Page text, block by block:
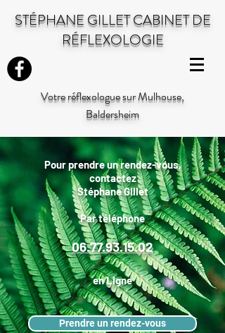
STÉPHANE GILLET CABINET DE
RÉFLEXOLOGIE
Votre réflexologue sur Mulhouse,
Baldersheim
Pour prendre un rendez-vous,
contactez
Stéphane Gillet
Par téléphone
06.77.93.15.02
en Ligne
Prendre un rendez-vous